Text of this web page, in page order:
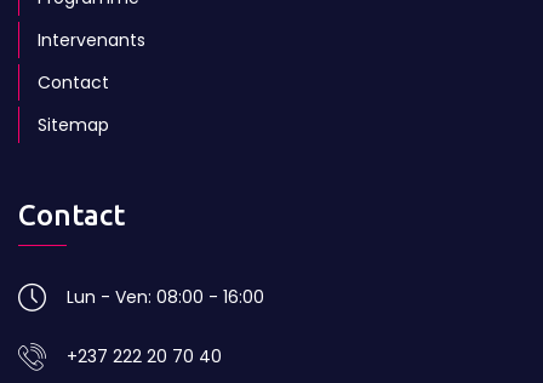
Intervenants
Contact
Sitemap
Contact
Lun - Ven: 08:00 - 16:00
+237 222 20 70 40